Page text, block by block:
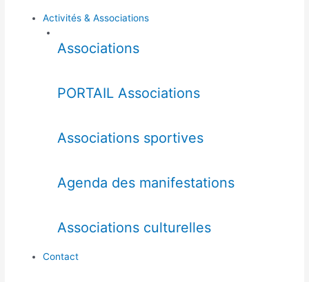
Activités & Associations
Associations
PORTAIL Associations
Associations sportives
Agenda des manifestations
Associations culturelles
Contact